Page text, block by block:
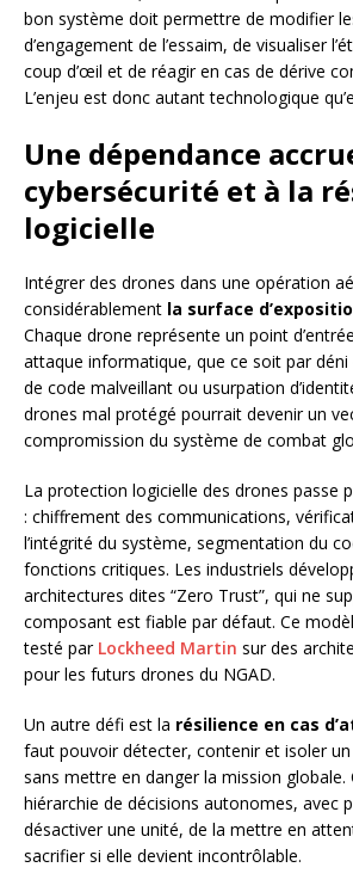
bon système doit permettre de modifier
d’engagement de l’essaim, de visualiser
coup d’œil et de réagir en cas de dérive
L’enjeu est donc autant technologique
Une dépendance
cybersécurité et à la
logicielle
Intégrer des drones dans une opération
considérablement la surface
Chaque drone représente un point
attaque informatique, que ce soit par
de code malveillant ou usurpation
drones mal protégé pourrait devenir un
compromission du système de combat
La protection logicielle des drones passe
: chiffrement des communications,
l’intégrité du système, segmentation du
fonctions critiques. Les industriels
architectures dites “Zero Trust”, qui ne
composant est fiable par défaut. Ce
testé par Lockheed Martin sur des
pour les futurs drones du NGAD.
Un autre défi est la résilience en cas
faut pouvoir détecter, contenir et isoler
sans mettre en danger la mission globale.
hiérarchie de décisions autonomes, avec
désactiver une unité, de la mettre en
sacrifier si elle devient incontrôlable.